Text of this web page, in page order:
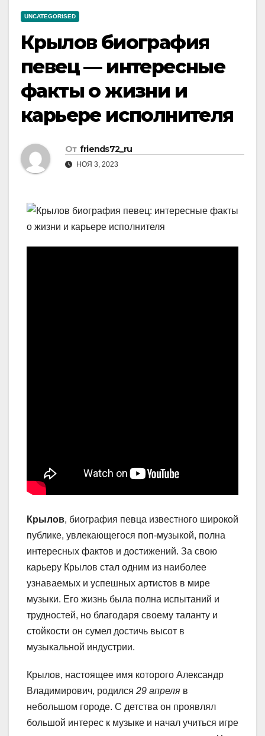
UNCATEGORISED
Крылов биография
певец — интересные
факты о жизни и
карьере исполнителя
От friends72_ru
НОЯ 3, 2023
Крылов, биография певца известного широкой
публике, увлекающегося поп-музыкой, полна
интересных фактов и достижений. За свою
карьеру Крылов стал одним из наиболее
узнаваемых и успешных артистов в мире
музыки. Его жизнь была полна испытаний и
трудностей, но благодаря своему таланту и
стойкости он сумел достичь высот в
музыкальной индустрии.
Крылов, настоящее имя которого Александр
Владимирович, родился 29 апреля в
небольшом городе. С детства он проявлял
большой интерес к музыке и начал учиться игре